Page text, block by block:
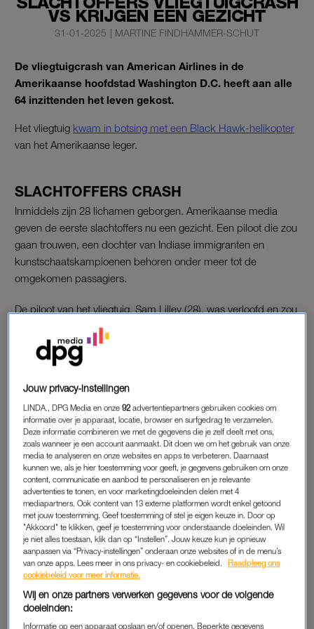
VS KRIJGEN EEN GEZICHT
31-01-2025 | MARTINE FINDHAMMER-SCHUT
De vliegtuigcrash van American Airlines in de
Amerikaanse hoofdstad Washington D.C. heeft aan alle
64 inzittenden het leven gekost.
Het vliegtuig kwam in botsing met een Black Hawk-helikopter
van het Amerikaanse leger.
SLACHTOFFERS CRASH
Inmiddels zijn 28 lichamen geborgen. Amerikaanse media
geven de eerste slachtoffers nu een gezicht. Een piloot die zou
gaan trouwen, een dochter van Indiase immigranten en
kunstschaatskampioenen behoren onder meer tot de
omgekomen passagiers.
De piloot van het vliegtuig, Sam Lilley (28), was verloofd en zou
deze herfst gaan trouwen. “Ik was zo trots op het feit dat hij
piloot was geworden. Ik weet dat ik hem ooit weer zal zien,
maar mijn hart is nu gebroken”, zo vertelt de vader van Lilley
Jonathan Campos, de gezagvoerder van de vlucht van
American Airlines, kwam ook om het leven. “Hij was een
geweldig persoon. Hij hield van vliegen. Hij hield van zijn
familie”, vertelt familielid Edward Campos aan CNN.
Tekst gaat verder onder het beeld.
Crew members of American Eagle 5342 have
been identified as; Jonathan Campos, 34 Captain,
Samuel Lilley, 29 First Officer, Ian Epstein, Flight
Attendant and Danasia Elder, Flight Attendant.
pic.twitter.com/WXWB3MBz7e
Jouw privacy-instellingen
LINDA., DPG Media en onze92 advertentiepartners gebruiken cookies om
informatie over je apparaat, locatie, browser en surfgedrag te verzamelen.
Deze informatie combineren we met de gegevens die je zelf deelt met ons,
zoals wanneer je een account aanmaakt. Dit doen we om het gebruik van onze
media te analyseren en onze websites en apps te verbeteren. Daarnaast
kunnen we, als je hier toestemming voor geeft, je gegevens gebruiken om onze
content, communicatie en aanbod te personaliseren en je relevante
advertenties te tonen, en voor marketingdoeleinden delen met 4
mediapartners. Ook content van 13 externe platformen wordt enkel getoond
met jouw toestemming. Geef toestemming of stel je eigen keuze in. Door op
"Akkoord" te klikken, geef je toestemming voor onderstaande doeleinden. Wil
je niet alles toestaan, klik dan op “Instellen”. Jouw keuze kun je opnieuw
aanpassen via “Privacy-instellingen” onderaan onze websites of in de menu’s
van onze apps. Lees meer in ons privacy- en cookiebeleid.
Raadpleeg ons
cookiebeleid voor meer informatie.
Wij en onze partners verwerken gegevens voor de volgende
doeleinden:
Informatie op een apparaat opslaan en/of openen. Beperkte gegevens